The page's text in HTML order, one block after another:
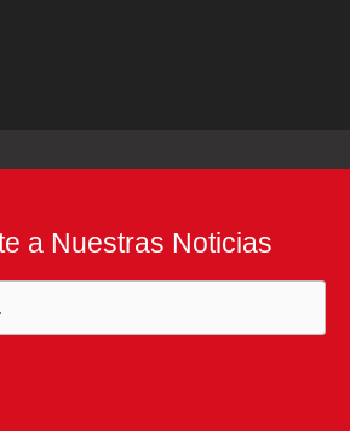
a Nuestras Noticias